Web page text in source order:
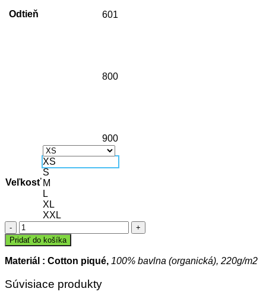
Odtieň 601
800
900
Veľkosť
XS
S
M
L
XL
XXL
množstvo
Polokošeľa
WARDROBE
Pridať do košíka
Materiál : Cotton piqué, 100% bavlna (organická), 220g/m2
Súvisiace produkty